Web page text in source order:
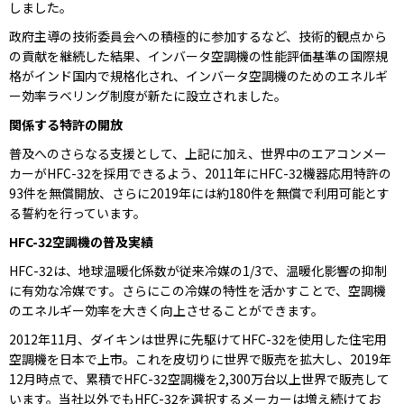
しました。
政府主導の技術委員会への積極的に参加するなど、技術的観点から
の貢献を継続した結果、インバータ空調機の性能評価基準の国際規
格がインド国内で規格化され、インバータ空調機のためのエネルギ
ー効率ラベリング制度が新たに設立されました。
関係する特許の開放
普及へのさらなる支援として、上記に加え、世界中のエアコンメー
カーがHFC-32を採用できるよう、2011年にHFC-32機器応用特許の
93件を無償開放、さらに2019年には約180件を無償で利用可能とす
る誓約を行っています。
HFC-32空調機の普及実績
HFC-32は、地球温暖化係数が従来冷媒の1/3で、温暖化影響の抑制
に有効な冷媒です。さらにこの冷媒の特性を活かすことで、空調機
のエネルギー効率を大きく向上させることができます。
2012年11月、ダイキンは世界に先駆けてHFC-32を使用した住宅用
空調機を日本で上市。これを皮切りに世界で販売を拡大し、2019年
12月時点で、累積でHFC-32空調機を2,300万台以上世界で販売して
います。当社以外でもHFC-32を選択するメーカーは増え続けてお